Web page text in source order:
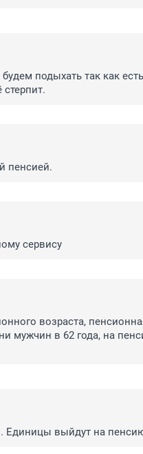
подыхать так как
стерпит.
пенсией.
сервису
возраста,
мужчин в 62 года, на
Единицы выйдут на